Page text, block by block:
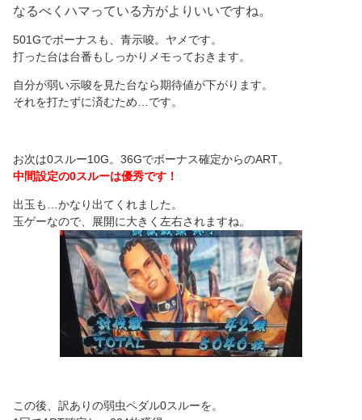
なるべくハマっている方がよりいいですね。
501Gでボーナスも、青示唆。ヤメです。
打った台は台番もしっかりメモっておきます。
自分が弱い示唆を見た台なら期待値が下がります。
それを打たずに済むため…です。
お次は0スルー10G。36Gでボーナス確定からのART。
中間設定の0スルーは優秀です！
出玉も…かなり出てくれました。
玉ゲーなので、展開に大きく左右されますね。
この後、訳ありの弱虫ペダル0スルーを。